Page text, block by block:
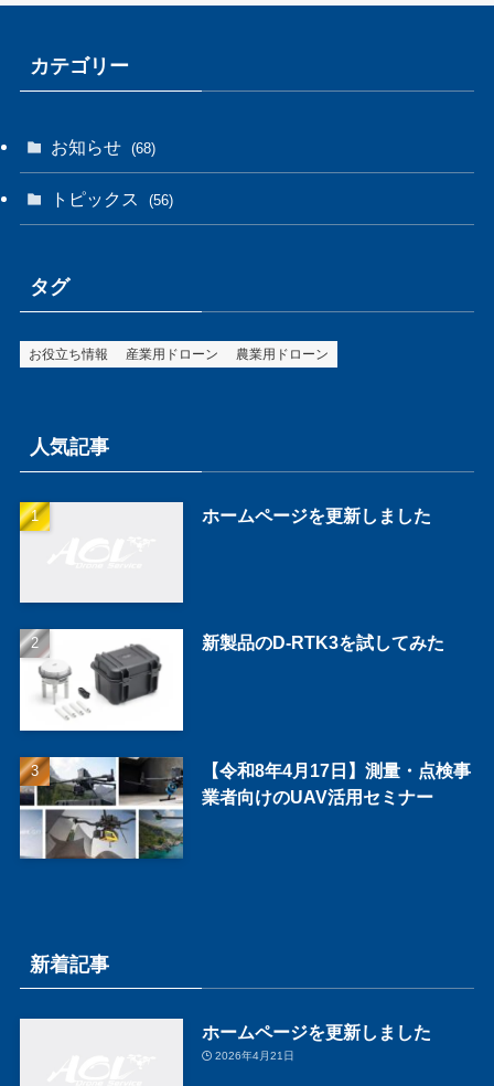
カテゴリー
お知らせ (68)
トピックス (56)
タグ
お役立ち情報 産業用ドローン 農業用ドローン
人気記事
ホームページを更新しました
新製品のD-RTK3を試してみた
【令和8年4月17日】測量・点検事
業者向けのUAV活用セミナー
新着記事
ホームページを更新しました
2026年4月21日